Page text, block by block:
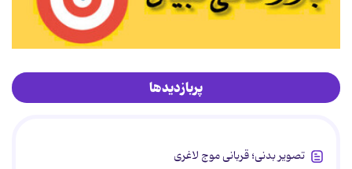
پربازدیدها
تصویر بدنی؛ قربانی موج لاغری